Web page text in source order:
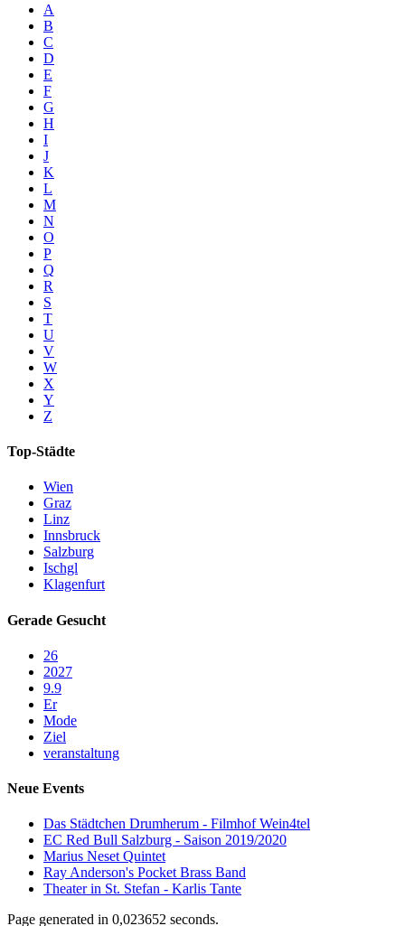
A
B
C
D
E
F
G
H
I
J
K
L
M
N
O
P
Q
R
S
T
U
V
W
X
Y
Z
Top-Städte
Wien
Graz
Linz
Innsbruck
Salzburg
Ischgl
Klagenfurt
Gerade Gesucht
26
2027
9.9
Er
Mode
Ziel
veranstaltung
Neue Events
Das Städtchen Drumherum - Filmhof Wein4tel
EC Red Bull Salzburg - Saison 2019/2020
Marius Neset Quintet
Ray Anderson's Pocket Brass Band
Theater in St. Stefan - Karlis Tante
Page generated in 0,023652 seconds.